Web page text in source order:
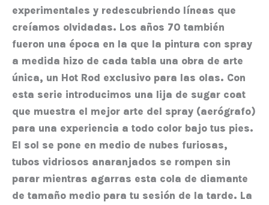
experimentales y redescubriendo líneas que
creíamos olvidadas. Los años 70 también
fueron una época en la que la pintura con spray
a medida hizo de cada tabla una obra de arte
única, un Hot Rod exclusivo para las olas. Con
esta serie introducimos una lija de sugar coat
que muestra el mejor arte del spray (aerógrafo)
para una experiencia a todo color bajo tus pies.
El sol se pone en medio de nubes furiosas,
tubos vidriosos anaranjados se rompen sin
parar mientras agarras esta cola de diamante
de tamaño medio para tu sesión de la tarde. La